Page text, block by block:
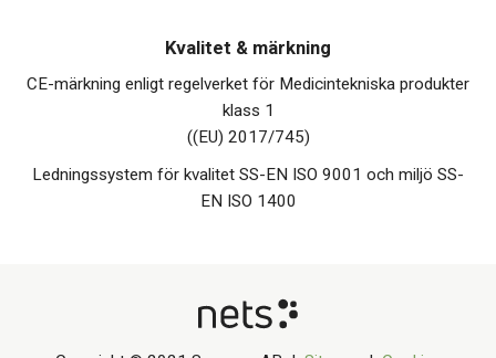
Kvalitet & märkning
CE-märkning enligt regelverket för Medicintekniska produkter
klass 1
((EU) 2017/745)
Ledningssystem för kvalitet SS-EN ISO 9001 och miljö SS-
EN ISO 1400